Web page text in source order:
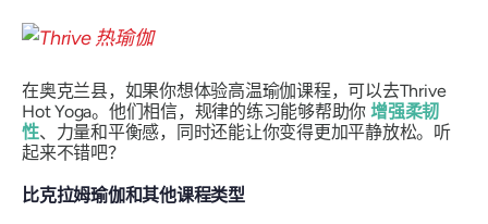
在奥克兰县，如果你想体验高温瑜伽课程，可以去Thrive
Hot Yoga。他们相信，规律的练习能够帮助你增强柔韧
性、力量和平衡感，同时还能让你变得更加平静放松。听
起来不错吧？
比克拉姆瑜伽和其他课程类型